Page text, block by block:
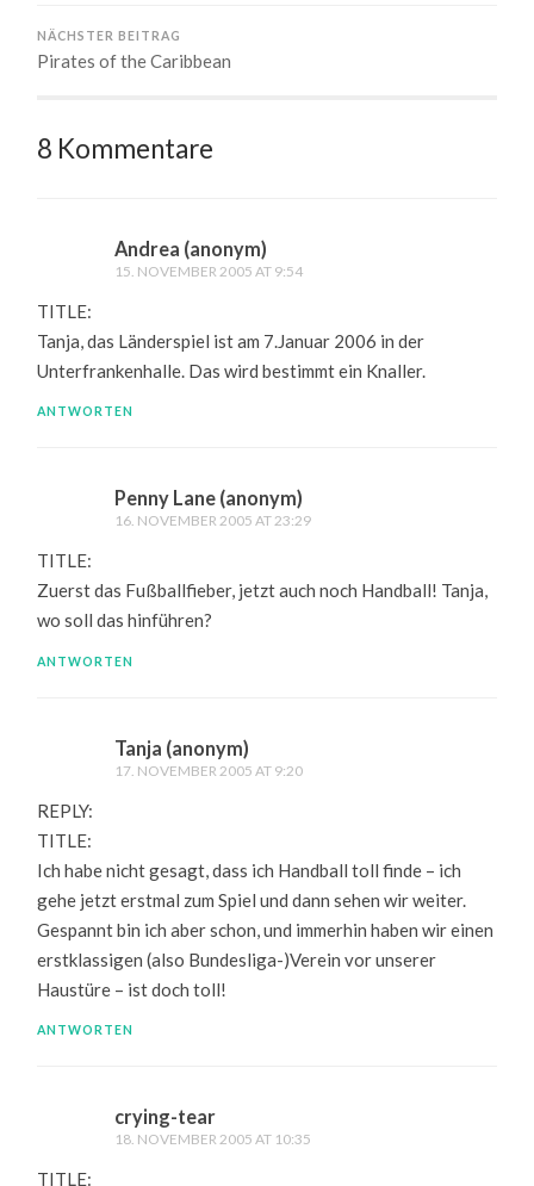
NÄCHSTER BEITRAG
Pirates of the Caribbean
8 Kommentare
Andrea (anonym)
15. NOVEMBER 2005 AT 9:54
TITLE:
Tanja, das Länderspiel ist am 7.Januar 2006 in der
Unterfrankenhalle. Das wird bestimmt ein Knaller.
ANTWORTEN
Penny Lane (anonym)
16. NOVEMBER 2005 AT 23:29
TITLE:
Zuerst das Fußballfieber, jetzt auch noch Handball! Tanja,
wo soll das hinführen?
ANTWORTEN
Tanja (anonym)
17. NOVEMBER 2005 AT 9:20
REPLY:
TITLE:
Ich habe nicht gesagt, dass ich Handball toll finde – ich
gehe jetzt erstmal zum Spiel und dann sehen wir weiter.
Gespannt bin ich aber schon, und immerhin haben wir einen
erstklassigen (also Bundesliga-)Verein vor unserer
Haustüre – ist doch toll!
ANTWORTEN
crying-tear
18. NOVEMBER 2005 AT 10:35
TITLE: